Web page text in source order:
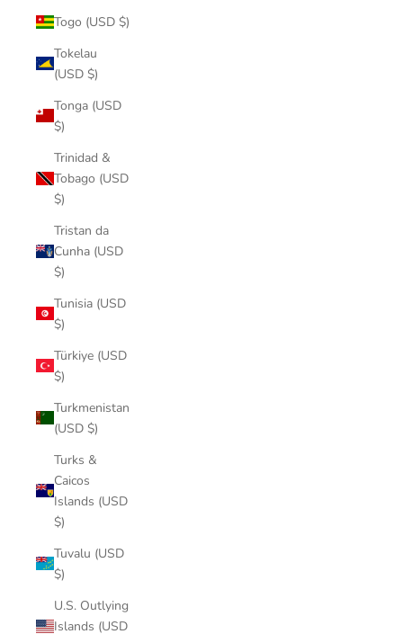
Togo (USD $)
Tokelau
(USD $)
Tonga (USD
$)
Trinidad &
Tobago (USD
$)
Tristan da
Cunha (USD
$)
Tunisia (USD
$)
Türkiye (USD
$)
Turkmenistan
(USD $)
Turks &
Caicos
Islands (USD
$)
Tuvalu (USD
$)
U.S. Outlying
Islands (USD